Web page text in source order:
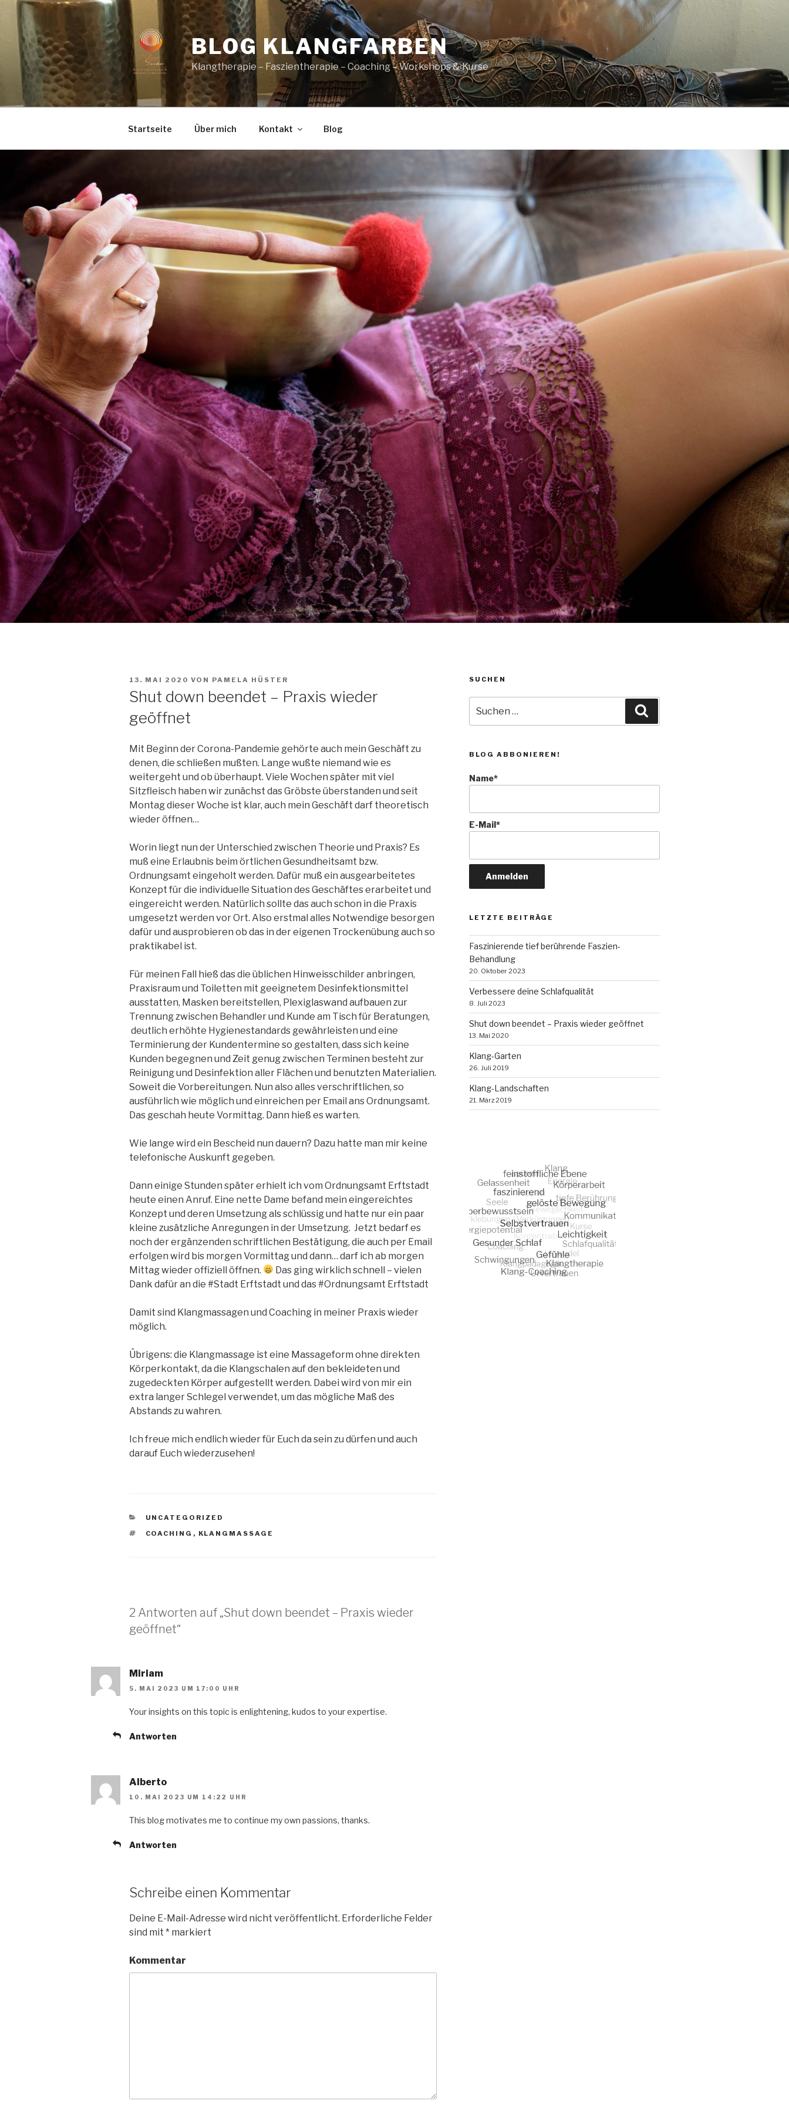
springen
BLOG KLANGFARBEN
Klangtherapie – Faszientherapie – Coaching – Workshops & Kurse
Startseite Über mich Kontakt Blog
VERÖFFENTLICHT
AM
13. MAI 2020 VON PAMELA HÜSTER
Shut down beendet – Praxis wieder
geöffnet
Mit Beginn der Corona-Pandemie gehörte auch mein Geschäft zu
denen, die schließen mußten. Lange wußte niemand wie es
weitergeht und ob überhaupt. Viele Wochen später mit viel
Sitzfleisch haben wir zunächst das Gröbste überstanden und seit
Montag dieser Woche ist klar, auch mein Geschäft darf theoretisch
wieder öffnen…
Worin liegt nun der Unterschied zwischen Theorie und Praxis? Es
muß eine Erlaubnis beim örtlichen Gesundheitsamt bzw.
Ordnungsamt eingeholt werden. Dafür muß ein ausgearbeitetes
Konzept für die individuelle Situation des Geschäftes erarbeitet und
eingereicht werden. Natürlich sollte das auch schon in die Praxis
umgesetzt werden vor Ort. Also erstmal alles Notwendige besorgen
dafür und ausprobieren ob das in der eigenen Trockenübung auch so
praktikabel ist.
Für meinen Fall hieß das die üblichen Hinweisschilder anbringen,
Praxisraum und Toiletten mit geeignetem Desinfektionsmittel
ausstatten, Masken bereitstellen, Plexiglaswand aufbauen zur
Trennung zwischen Behandler und Kunde am Tisch für Beratungen,
deutlich erhöhte Hygienestandards gewährleisten und eine
Terminierung der Kundentermine so gestalten, dass sich keine
Kunden begegnen und Zeit genug zwischen Terminen besteht zur
Reinigung und Desinfektion aller Flächen und benutzten Materialien.
Soweit die Vorbereitungen. Nun also alles verschriftlichen, so
ausführlich wie möglich und einreichen per Email ans Ordnungsamt.
Das geschah heute Vormittag. Dann hieß es warten.
Wie lange wird ein Bescheid nun dauern? Dazu hatte man mir keine
telefonische Auskunft gegeben.
Dann einige Stunden später erhielt ich vom Ordnungsamt Erftstadt
heute einen Anruf. Eine nette Dame befand mein eingereichtes
Konzept und deren Umsetzung als schlüssig und hatte nur ein paar
kleine zusätzliche Anregungen in der Umsetzung. Jetzt bedarf es
noch der ergänzenden schriftlichen Bestätigung, die auch per Email
erfolgen wird bis morgen Vormittag und dann… darf ich ab morgen
Mittag wieder offiziell öffnen.
Das ging wirklich schnell – vielen
Dank dafür an die #Stadt Erftstadt und das #Ordnungsamt Erftstadt
Damit sind Klangmassagen und Coaching in meiner Praxis wieder
möglich.
Übrigens: die Klangmassage ist eine Massageform ohne direkten
Körperkontakt, da die Klangschalen auf den bekleideten und
zugedeckten Körper aufgestellt werden. Dabei wird von mir ein
extra langer Schlegel verwendet, um das mögliche Maß des
Abstands zu wahren.
Ich freue mich endlich wieder für Euch da sein zu dürfen und auch
darauf Euch wiederzusehen!
KATEGORIEN
UNCATEGORIZED
SCHLAGWÖRTER
COACHING , KLANGMASSAGE
2 Antworten auf „Shut down beendet – Praxis wieder
geöffnet“
Miriam
5. MAI 2023 UM 17:00 UHR
Your insights on this topic is enlightening, kudos to your expertise.
Antworten
Alberto
10. MAI 2023 UM 14:22 UHR
This blog motivates me to continue my own passions, thanks.
Antworten
Schreibe einen Kommentar
Deine E-Mail-Adresse wird nicht veröffentlicht. Erforderliche Felder
sind mit * markiert
Kommentar
SUCHEN
nach:
BLOG ABBONIEREN!
Name*
E-Mail*
LETZTE BEITRÄGE
Faszinierende tief berührende Faszien-
Behandlung
20. Oktober 2023
Verbessere deine Schlafqualität
8. Juli 2023
Shut down beendet – Praxis wieder geöffnet
13. Mai 2020
Klang-Garten
26. Juli 2019
Klang-Landschaften
21. März 2019